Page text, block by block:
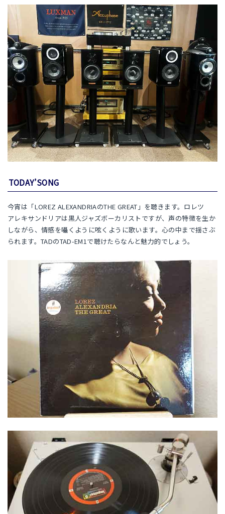
TODAY’SONG
今宵は「LOREZ ALEXANDRIAのTHE GREAT」を聴きます。ロレツ
アレキサンドリアは黒人ジャズボーカリストですが、声の特徴を生か
しながら、情感を囁くように呟くように歌います。心の中まで揺さぶ
られます。TADのTAD-EM1で聴けたらなんと魅力的でしょう。